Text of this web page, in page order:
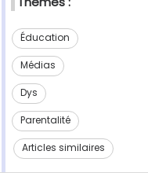
Éducation
Médias
Dys
Parentalité
Articles similaires